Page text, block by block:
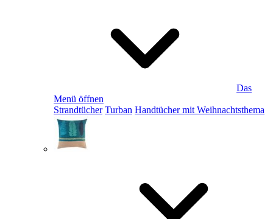
Das
Menü öffnen
Strandtücher Turban Handtücher mit Weihnachtsthema